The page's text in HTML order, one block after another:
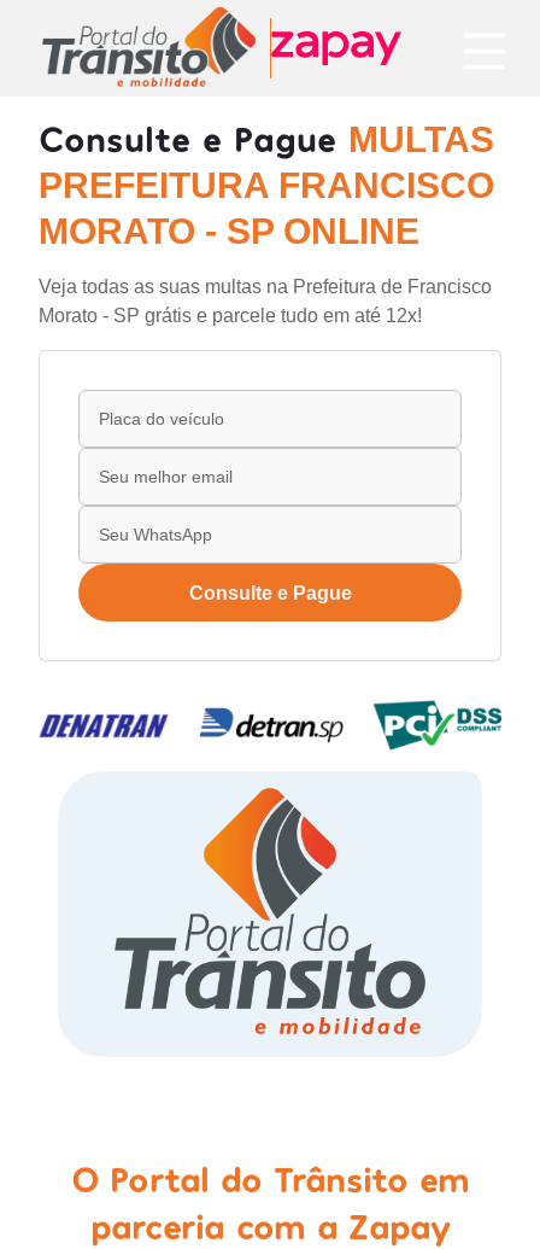
Consulte e Pague MULTAS
PREFEITURA FRANCISCO
MORATO - SP ONLINE
Veja todas as suas multas na Prefeitura de Francisco
Morato - SP grátis e parcele tudo em até 12x!
Consulte e Pague
O Portal do Trânsito em
parceria com a Zapay